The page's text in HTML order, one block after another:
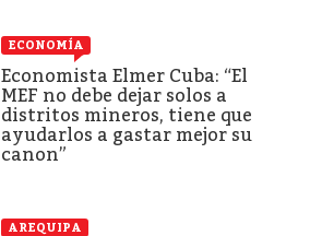
ECONOMÍA
Economista Elmer Cuba: “El
MEF no debe dejar solos a
distritos mineros, tiene que
ayudarlos a gastar mejor su
canon”
AREQUIPA